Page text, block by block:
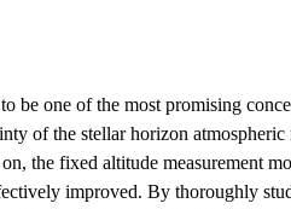
be one of the most promising
of the stellar horizon
the fixed altitude measurement
improved. By thoroughly